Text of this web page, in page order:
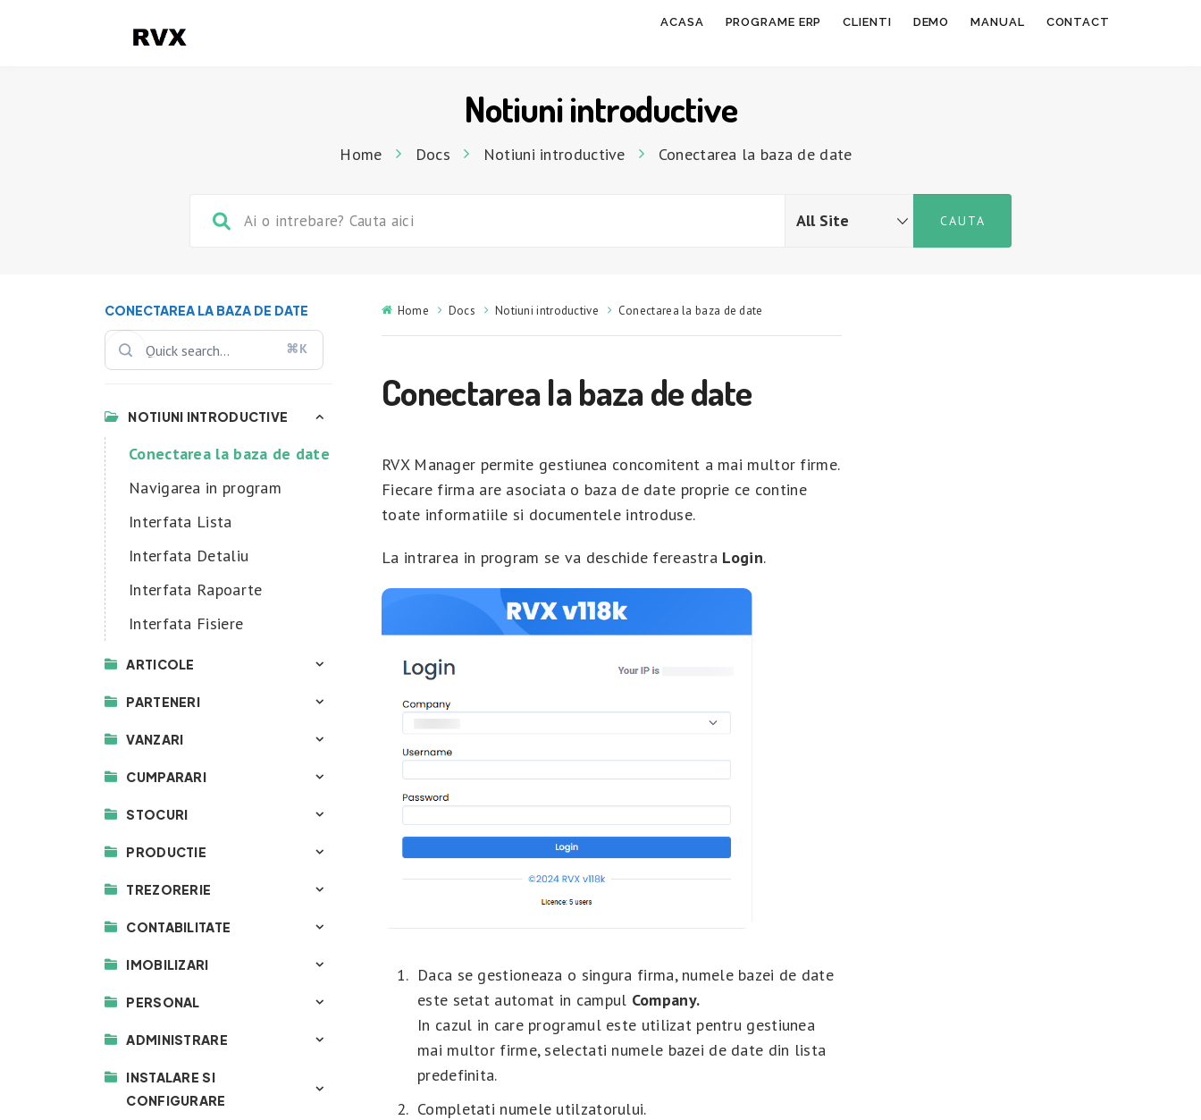
ACASA PROGRAME ERP CLIENTI DEMO MANUAL CONTACT
Notiuni introductive
Home Docs Notiuni introductive Conectarea la baza de date
CONECTAREA LA BAZA DE DATE
⌘K
NOTIUNI INTRODUCTIVE
Conectarea la baza de date
Navigarea in program
Interfata Lista
Interfata Detaliu
Interfata Rapoarte
Interfata Fisiere
ARTICOLE
PARTENERI
VANZARI
CUMPARARI
STOCURI
PRODUCTIE
TREZORERIE
CONTABILITATE
IMOBILIZARI
PERSONAL
ADMINISTRARE
INSTALARE SI
CONFIGURARE
Home Docs Notiuni introductive Conectarea la baza de date
Conectarea la baza de date
RVX Manager permite gestiunea concomitent a mai multor firme.
Fiecare firma are asociata o baza de date proprie ce contine
toate informatiile si documentele introduse.
La intrarea in program se va deschide fereastra Login.
Daca se gestioneaza o singura firma, numele bazei de date
este setat automat in campul Company.
In cazul in care programul este utilizat pentru gestiunea
mai multor firme, selectati numele bazei de date din lista
predefinita.
Completati numele utilzatorului.